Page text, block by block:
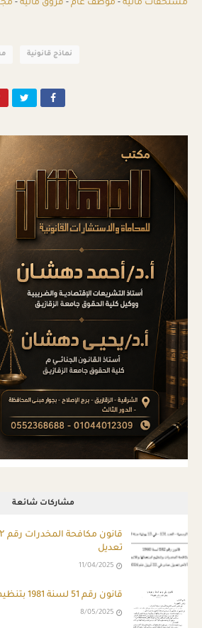
مستحقات مالية - موظف عام - فروق مالية -
نماذج قانونية
مشاركات شائعة
تعديل
11/04/2025
قانون رقم 51 لسنة 1981 بتنظيم المنشآت الطبية
8/05/2025